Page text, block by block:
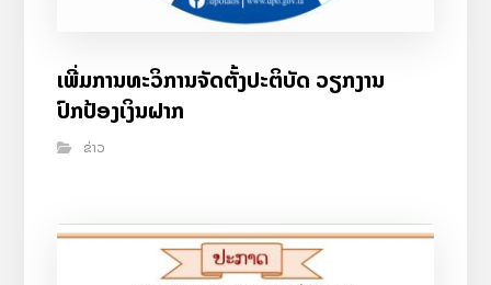
ເພີ່ມການທະວິການຈັດຕັ້ງປະຕິບັດ ວຽກງານ
ປົກປ້ອງເງິນຝາກ
ຂ່າວ